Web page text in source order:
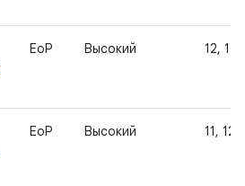
EoP Высокий 12,
EoP Высокий 11, 12,